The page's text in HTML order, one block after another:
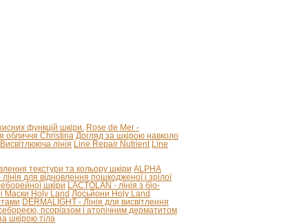
функцій шкіри. Rose de Mer -
обличчя Christina Догляд за шкірою навколо
лінія Line Repair Nutrient Line
текстури та кольору шкіри ALPHA
для відновлення пошкодженої і зрілої
шкіри LACTOLAN - лінія з біо-
Маски Holy Land Лосьйони Holy Land
DERMALIGHT - Лінія для висвітлення
псоріазом і атопічним дерматитом
шкірою тіла